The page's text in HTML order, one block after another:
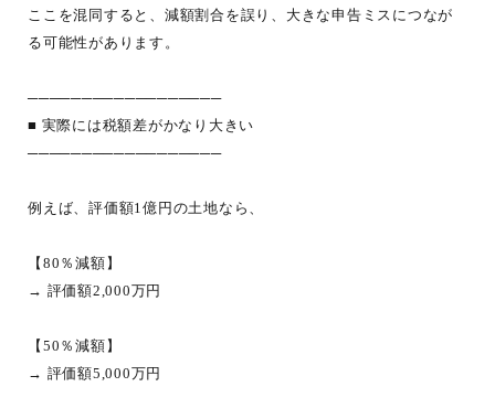
ここを混同すると、減額割合を誤り、大きな申告ミスにつなが
る可能性があります。
──────────────────
■ 実際には税額差がかなり大きい
──────────────────
例えば、評価額1億円の土地なら、
【80％減額】
→ 評価額2,000万円
【50％減額】
→ 評価額5,000万円